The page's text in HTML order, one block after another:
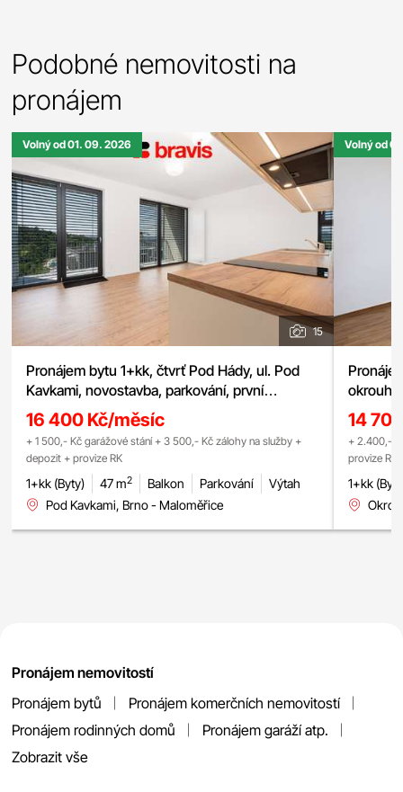
Podobné nemovitosti na
pronájem
Volný od 01. 09. 2026
15
Pronájem bytu 1+kk, čtvrť Pod Hády, ul. Pod
Kavkami, novostavba, parkování, první
nájemník
16 400 Kč/měsíc
+ 1 500,- Kč garážové stání + 3 500,- Kč zálohy na služby +
depozit + provize RK
1+kk (Byty) 47 m2 Balkon Parkování
Výtah
Pod Kavkami, Brno - Maloměřice
Volný od
14
+ 2.400,-
provize RK
1+kk
Pronájem nemovitostí
Pronájem bytů
Pronájem komerčních nemovitostí
Pronájem rodinných domů
Pronájem garáží atp.
Zobrazit vše